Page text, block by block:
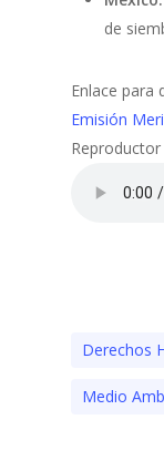
de
Enlace para
Emisión
Derechos
Medio